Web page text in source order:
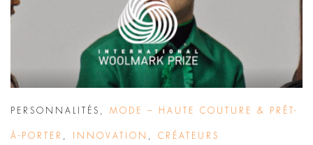
PERSONNALITÉS MODE – HAUTE COUTURE & PRÊT-
À-PORTER INNOVATION CRÉATEURS